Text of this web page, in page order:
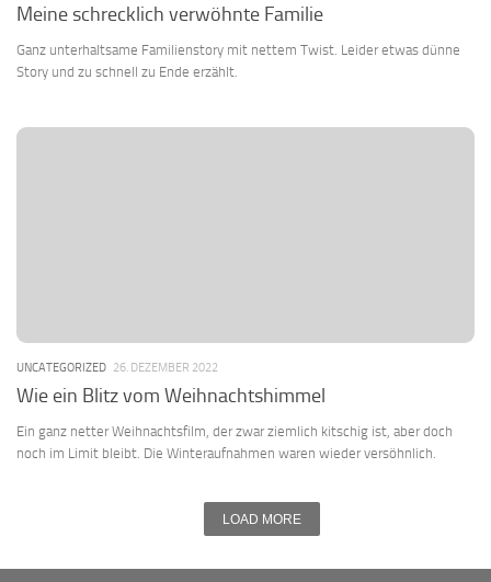
Meine schrecklich verwöhnte Familie
Ganz unterhaltsame Familienstory mit nettem Twist. Leider etwas dünne
Story und zu schnell zu Ende erzählt.
UNCATEGORIZED 26. DEZEMBER 2022
Wie ein Blitz vom Weihnachtshimmel
Ein ganz netter Weihnachtsfilm, der zwar ziemlich kitschig ist, aber doch
noch im Limit bleibt. Die Winteraufnahmen waren wieder versöhnlich.
LOAD MORE